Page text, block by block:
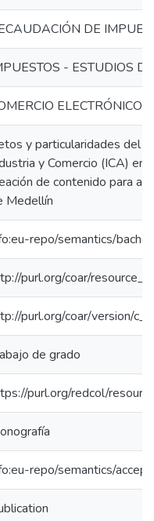
DE
- ESTUDIOS
ELECTRÓNICO
y particularidades del
y Comercio (ICA) en
de contenido para
Medellín
repo/semantics/
purl.org/coar/
purl.org/coar/version/
de grado
purl.org/redcol/
repo/semantics/